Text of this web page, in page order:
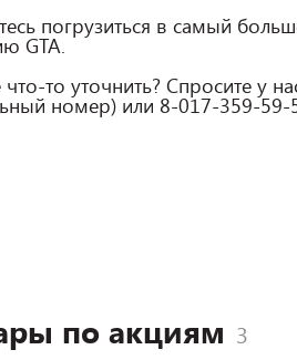
погрузиться в самый
GTA.
что-то уточнить? Спросите у
номер) или 8-017-359-59-
по акциям